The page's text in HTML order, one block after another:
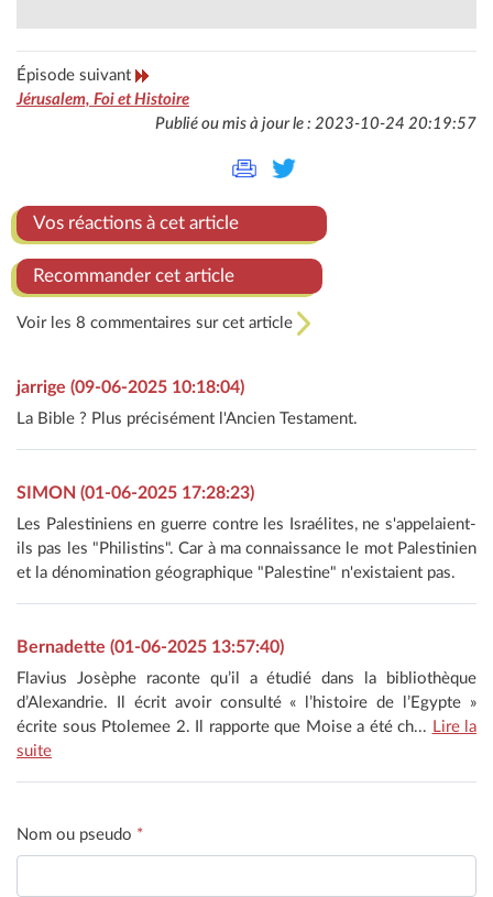
Épisode suivant
Jérusalem, Foi et Histoire
Publié ou mis à jour le : 2023-10-24 20:19:57
Vos réactions à cet article
Recommander cet article
Voir les 8 commentaires sur cet article
jarrige (09-06-2025 10:18:04)
La Bible ? Plus précisément l'Ancien Testament.
SIMON (01-06-2025 17:28:23)
Les Palestiniens en guerre contre les Israélites, ne s'appelaient-
ils pas les "Philistins". Car à ma connaissance le mot Palestinien
et la dénomination géographique "Palestine" n'existaient pas.
Bernadette (01-06-2025 13:57:40)
Flavius Josèphe raconte qu’il a étudié dans la bibliothèque
d’Alexandrie. Il écrit avoir consulté « l’histoire de l’Egypte »
écrite sous Ptolemee 2. Il rapporte que Moise a été ch... Lire la
suite
Nom ou pseudo *